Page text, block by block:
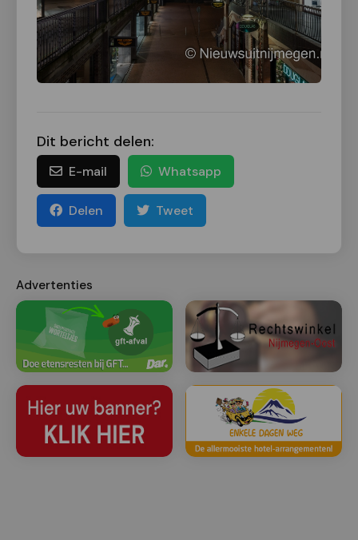
Dit bericht delen:
E-mail Whatsapp
Delen Tweet
Advertenties